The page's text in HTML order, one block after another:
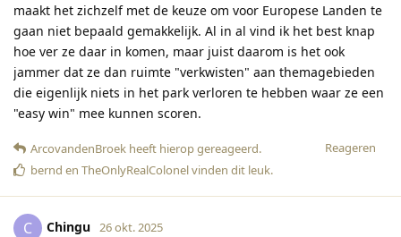
maakt het zichzelf met de keuze om voor Europese Landen te
gaan niet bepaald gemakkelijk. Al in al vind ik het best knap
hoe ver ze daar in komen, maar juist daarom is het ook
jammer dat ze dan ruimte "verkwisten" aan themagebieden
die eigenlijk niets in het park verloren te hebben waar ze een
"easy win" mee kunnen scoren.
Reageren
ArcovandenBroek heeft hierop gereageerd.
bernd en TheOnlyRealColonelvinden dit leuk.
C Chingu 26 okt. 2025